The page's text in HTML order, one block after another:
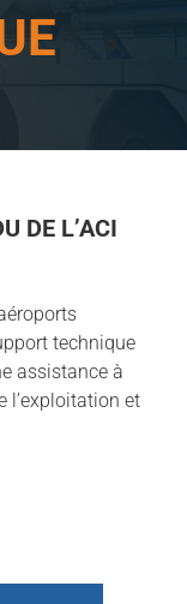
DE L’ACI
technique
assistance à
l’exploitation et